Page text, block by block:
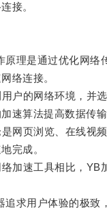
接。
理是通过优化网络
络连接。
的网络环境，并选
速算法提高数据传输
页浏览、在线视频
完成。
速工具相比，YB
求用户体验的极致